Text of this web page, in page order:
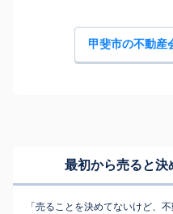
甲斐市の不動産
最初から売ると決
「売ることを決めてないけど、